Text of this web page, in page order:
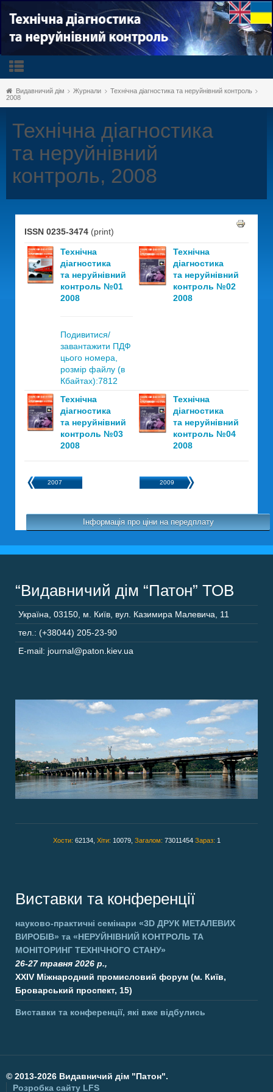
Видавничий дім Журнали
Технічна діагностика та неруйнівний контроль
2008
Технічна діагностика
та неруйнівний
контроль, 2008
ISSN 0235-3474 (print)
Технічна
діагностика
та неруйнівний
контроль №01
2008
Подивитися/
завантажити ПДФ
цього номера,
розмір файлу (в
Кбайтах):7812
Технічна
діагностика
та неруйнівний
контроль №02
2008
Технічна
діагностика
та неруйнівний
контроль №03
2008
Технічна
діагностика
та неруйнівний
контроль №04
2008
2007 2009
Інформація про ціни на передплату
“Видавничий дім “Патон” ТОВ
Україна 03150 м. Київ, вул. Казимира Малевича, 11
тел.: (+38044) 205-23-90
E-mail: journal@paton.kiev.ua
Хости: 62134, Хіти: 10079, Загалом: 73011454 Зараз: 1
Виставки та конференції
науково-практичні семінари «3D ДРУК МЕТАЛЕВИХ
ВИРОБІВ» та «НЕРУЙНІВНИЙ КОНТРОЛЬ ТА
МОНІТОРИНГ ТЕХНІЧНОГО СТАНУ»
26-27 травня 2026 р.,
XXIV Міжнародний промисловий форум (м. Київ,
Броварський проспект, 15)
Виставки та конференції, які вже відбулись
© 2013-2026 Видавничий дім "Патон".
Розробка сайту LFS